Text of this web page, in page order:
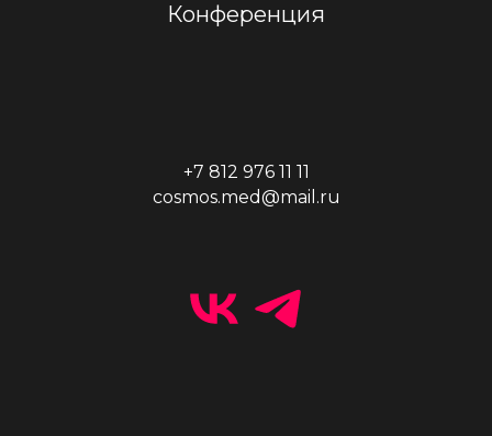
Конференция
+7 812 976 11 11
cosmos.med@mail.ru